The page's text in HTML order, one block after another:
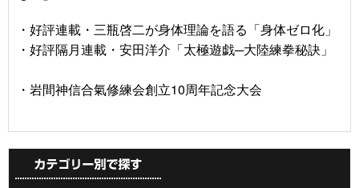
・好評連載・三瓶啓二が身体理論を語る「身体ゼロ化」
・好評隔月連載・安田洋介「太極遊戯─大陸練拳秘訣」
・岩間神信合氣修練会創立10周年記念大会